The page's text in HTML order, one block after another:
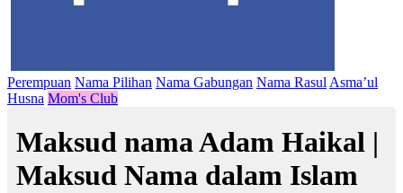
Perempuan Nama Pilihan Nama Gabungan Nama Rasul Asma’ul
Husna Mom's Club
Maksud nama Adam Haikal |
Maksud Nama dalam Islam